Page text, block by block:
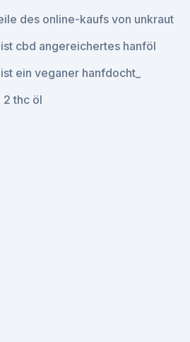
des online-kaufs von unkraut
cbd angereichertes hanföl
ein veganer hanfdocht_
2 thc öl